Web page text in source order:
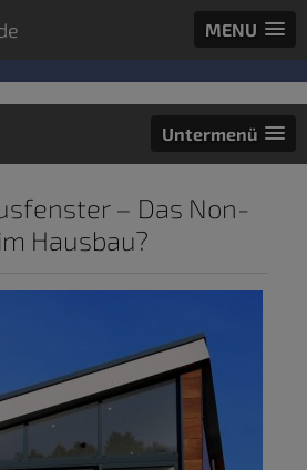
MENU
Untermenü
– Das Non-
Hausbau?